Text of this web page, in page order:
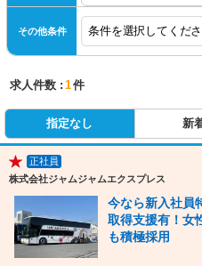
その他条件
求人件数 : 1件
指定なし 新
★
正社員
株式会社ジャムジャムエクスプレス
今なら新入社員
取得支援有！女
も積極採用